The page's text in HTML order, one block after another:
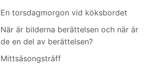
En torsdagmorgon vid köksbordet
När är bilderna berättelsen och när är
de en del av berättelsen?
Mittsäsongsträff